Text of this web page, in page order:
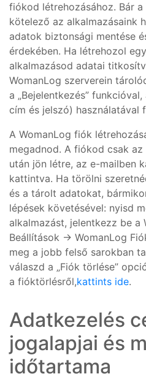
fiókod létrehozásához. Bár
kötelező az alkalmazásaink
adatok biztonsági mentése
érdekében. Ha létrehozol
alkalmazásod adatai
WomanLog szerverein
a „Bejelentkezés”
cím és jelszó) használatával
A WomanLog fiók
megadnod. A fiókod csak
után jön létre, az e-mailben
kattintva. Ha törölni
és a tárolt adatokat,
lépések követésével: nyisd
alkalmazást, jelentkezz be a
Beállítások -> WomanLog
meg a jobb felső sarokban
válaszd a „Fiók törlése”
a fióktörlésről,kattints ide.
Adatkezelés
jogalapjai és
időtartama